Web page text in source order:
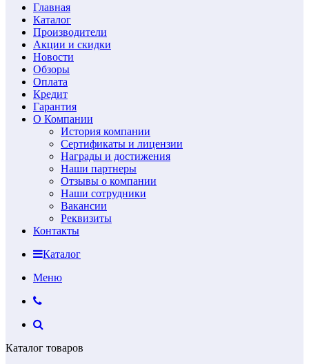
Главная
Каталог
Производители
Акции и скидки
Новости
Обзоры
Оплата
Кредит
Гарантия
О Компании
История компании
Сертификаты и лицензии
Награды и достижения
Наши партнеры
Отзывы о компании
Наши сотрудники
Вакансии
Реквизиты
Контакты
Каталог
Меню
Каталог товаров